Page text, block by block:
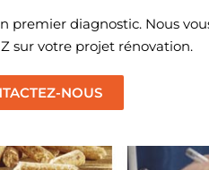
premier diagnostic. Nous
sur votre projet rénovation.
NOUS